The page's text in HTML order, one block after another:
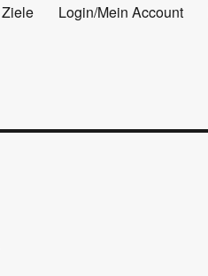
Ziele Login/Mein Account